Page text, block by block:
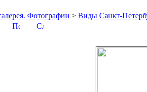
Фотографии > Виды Санкт-